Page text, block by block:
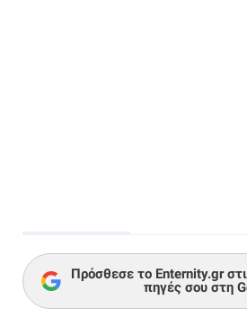
Πρόσθεσε το Enternity.gr
πηγές σου στη